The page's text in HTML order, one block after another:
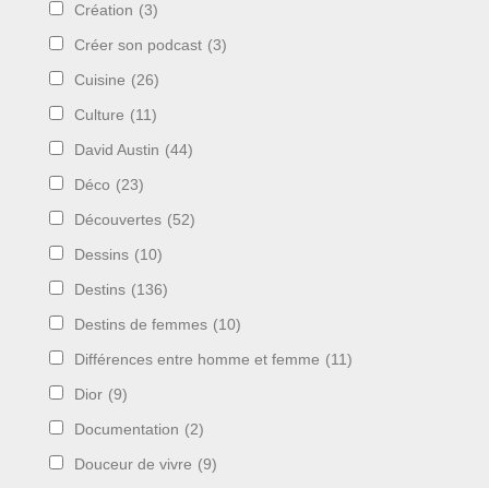
Création (3)
Créer son podcast (3)
Cuisine (26)
Culture (11)
David Austin (44)
Déco (23)
Découvertes (52)
Dessins (10)
Destins (136)
Destins de femmes (10)
Différences entre homme et femme (11)
Dior (9)
Documentation (2)
Douceur de vivre (9)